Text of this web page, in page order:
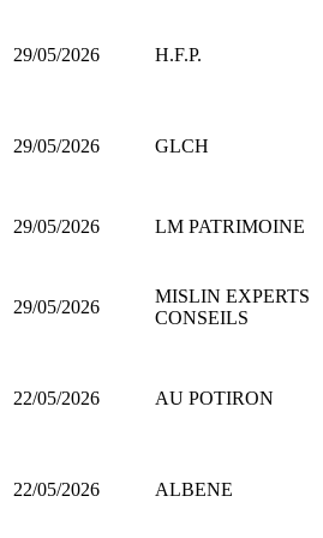
29/05/2026 H.F.P.
29/05/2026 GLCH
29/05/2026 LM PATRIMOINE
29/05/2026
MISLIN EXPERTS
CONSEILS
22/05/2026 AU POTIRON
22/05/2026 ALBENE